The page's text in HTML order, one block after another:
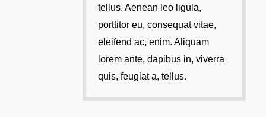
tellus. Aenean leo ligula,
porttitor eu, consequat vitae,
eleifend ac, enim. Aliquam
lorem ante, dapibus in, viverra
quis, feugiat a, tellus.